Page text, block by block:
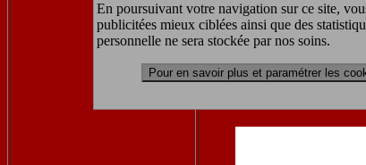
En poursuivant votre navigation sur ce site,
publicitées mieux ciblées ainsi que des
personnelle ne sera stockée par nos soins.
Pour en savoir plus et paramétrer les
coloriage